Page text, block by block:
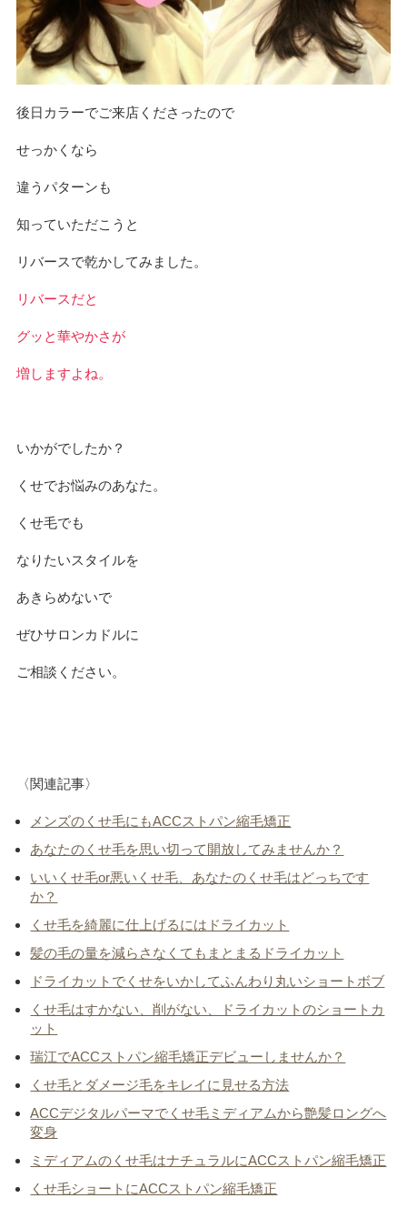
後日カラーでご来店くださったので
せっかくなら
違うパターンも
知っていただこうと
リバースで乾かしてみました。
リバースだと
グッと華やかさが
増しますよね。
いかがでしたか？
くせでお悩みのあなた。
くせ毛でも
なりたいスタイルを
あきらめないで
ぜひサロンカドルに
ご相談ください。
〈関連記事〉
メンズのくせ毛にもACCストパン縮毛矯正
あなたのくせ毛を思い切って開放してみませんか？
いいくせ毛or悪いくせ毛、あなたのくせ毛はどっちです
か？
くせ毛を綺麗に仕上げるにはドライカット
髪の毛の量を減らさなくてもまとまるドライカット
ドライカットでくせをいかしてふんわり丸いショートボブ
くせ毛はすかない、削がない、ドライカットのショートカ
ット
瑞江でACCストパン縮毛矯正デビューしませんか？
くせ毛とダメージ毛をキレイに見せる方法
ACCデジタルパーマでくせ毛ミディアムから艶髪ロングへ
変身
ミディアムのくせ毛はナチュラルにACCストパン縮毛矯正
くせ毛ショートにACCストパン縮毛矯正